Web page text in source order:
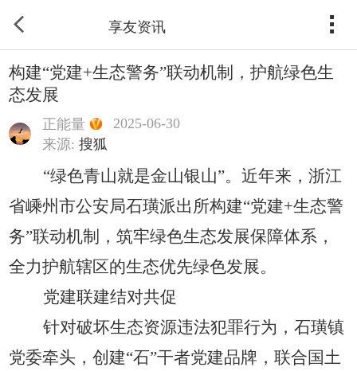
享友资讯
构建“党建+生态警务”联动机制，护航绿色生
态发展
正能量
2025-06-30
来源: 搜狐
“绿色青山就是金山银山”。近年来，浙江
省嵊州市公安局石璜派出所构建“党建+生态警
务”联动机制，筑牢绿色生态发展保障体系，
全力护航辖区的生态优先绿色发展。
党建联建结对共促
针对破坏生态资源违法犯罪行为，石璜镇
党委牵头，创建“石”干者党建品牌，联合国土